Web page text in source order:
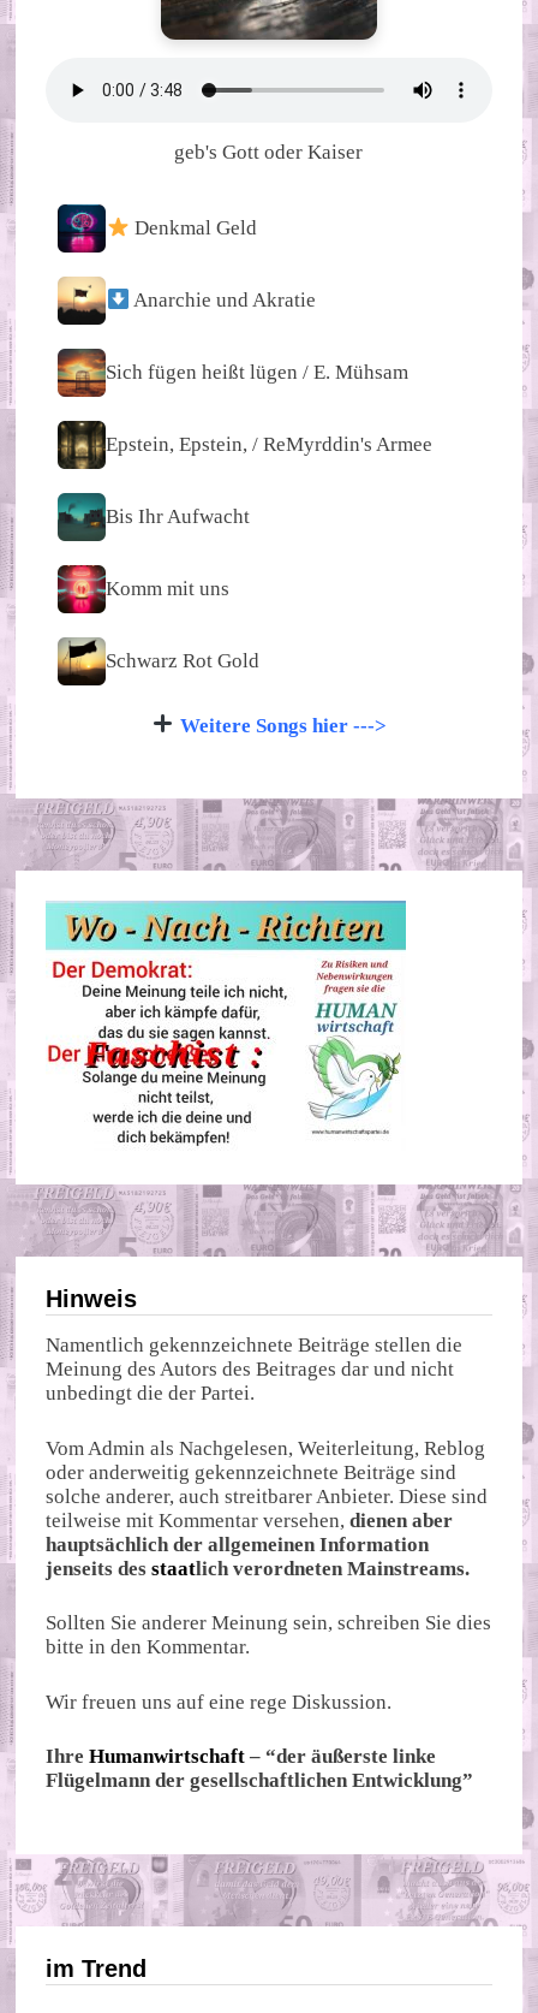
geb's Gott oder Kaiser
Denkmal Geld
Anarchie und Akratie
Sich fügen heißt lügen / E. Mühsam
Epstein, Epstein, / ReMyrddin's Armee
Bis Ihr Aufwacht
Komm mit uns
Schwarz Rot Gold
Weitere Songs hier --->
Hinweis
Namentlich gekennzeichnete Beiträge stellen die
Meinung des Autors des Beitrages dar und nicht
unbedingt die der Partei.
Vom Admin als Nachgelesen, Weiterleitung, Reblog
oder anderweitig gekennzeichnete Beiträge sind
solche anderer, auch streitbarer Anbieter. Diese sind
teilweise mit Kommentar versehen,dienen aber
hauptsächlich der allgemeinen Information
jenseits desstaatlich verordneten Mainstreams.
Sollten Sie anderer Meinung sein, schreiben Sie dies
bitte in den Kommentar.
Wir freuen uns auf eine rege Diskussion.
IhreHumanwirtschaft – “der äußerste linke
Flügelmann der gesellschaftlichen Entwicklung”
im Trend